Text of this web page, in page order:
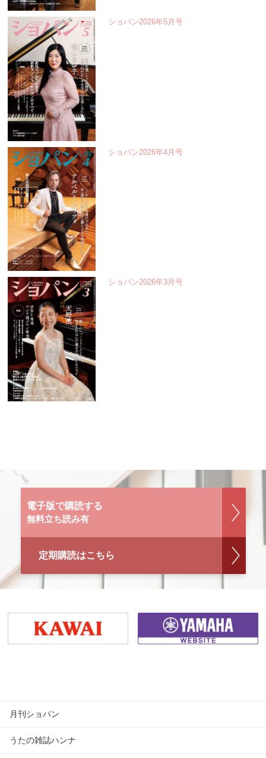
ショパン2026年5月号
ショパン2026年4月号
ショパン2026年3月号
電子版で購読する
無料立ち読み有
定期購読はこちら
月刊ショパン
うたの雑誌ハンナ